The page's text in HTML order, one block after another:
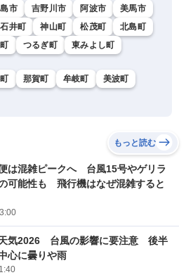
市 吉野川市 阿波市
美馬市
石井町 神山町 松茂町
北島町
町 つるぎ町 東みよし町
町 那賀町 牟岐町
美波町
もっと読む
は混雑ピークへ 台風15号やゲリラ
可能性も 飛行機はなぜ混雑すると
気2026 台風の影響に要注意 後半
心に曇りや雨